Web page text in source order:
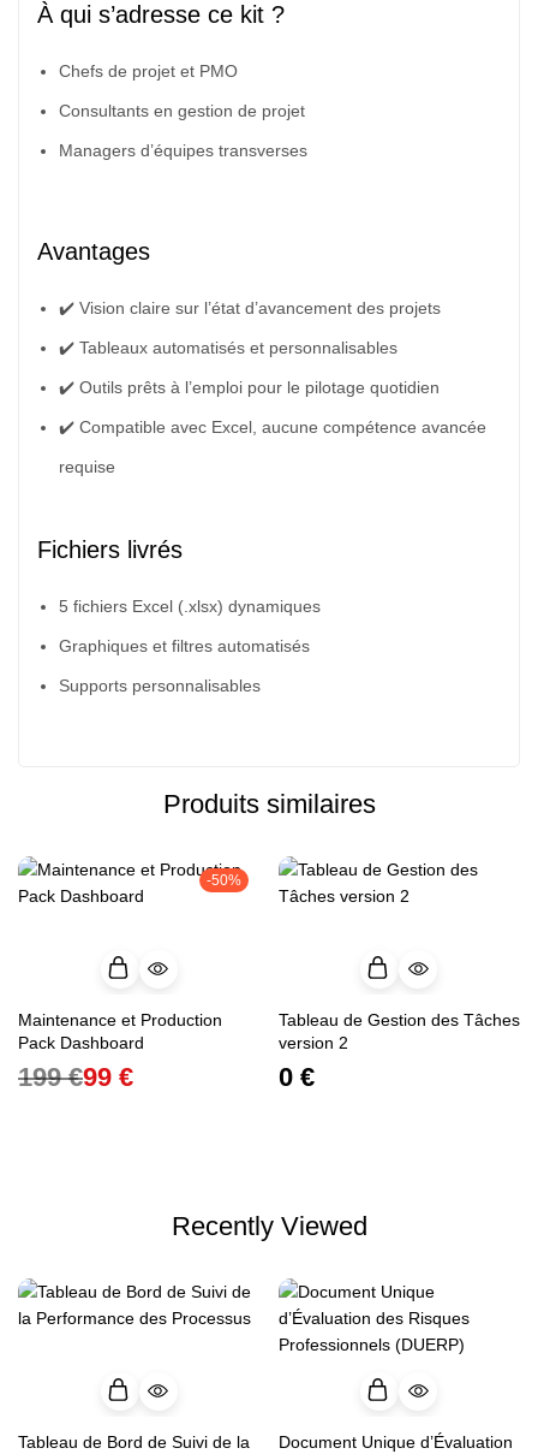
À qui s’adresse ce kit ?
Chefs de projet et PMO
Consultants en gestion de projet
Managers d’équipes transverses
Avantages
✔️ Vision claire sur l’état d’avancement des projets
✔️ Tableaux automatisés et personnalisables
✔️ Outils prêts à l’emploi pour le pilotage quotidien
✔️ Compatible avec Excel, aucune compétence avancée
requise
Fichiers livrés
5 fichiers Excel (.xlsx) dynamiques
Graphiques et filtres automatisés
Supports personnalisables
Produits similaires
-50%
Maintenance et Production
Pack Dashboard
199€99 €
Tableau de Gestion des Tâches
version 2
0 €
Recently Viewed
Tableau de Bord de Suivi de la
Document Unique d’Évaluation